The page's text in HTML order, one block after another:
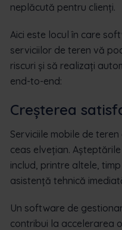
neplăcută pentru clienți.
Aici este locul în care
serviciilor de teren vă
riscuri și să realizați
end-to-end:
Creșterea
Serviciile mobile de
ceas elvețian.
includ, printre altele,
asistență tehnică
Un software de
contribui la accelerarea